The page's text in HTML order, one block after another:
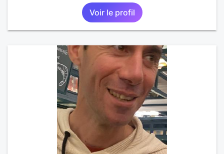
Voir le profil